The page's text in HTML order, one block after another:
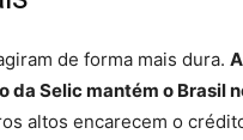
de forma mais dura.
da Selic mantém o Brasil
altos encarecem o